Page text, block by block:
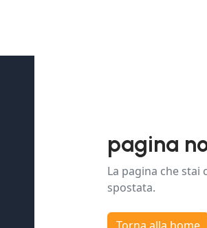
pagina
La pagina che stai
spostata.